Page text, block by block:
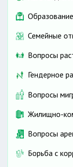
Образование
Семейные
Вопросы
Гендерное
Вопросы
Жилищно-
Вопросы
Борьба с